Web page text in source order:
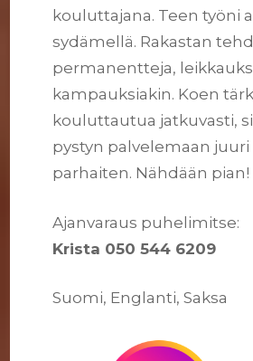
kouluttajana. Teen työni
sydämellä. Rakastan
permanentteja,
kampauksiakin. Koen
kouluttautua jatkuvasti,
pystyn palvelemaan juuri
parhaiten. Nähdään pian!
Ajanvaraus puhelimitse:
Krista 050 544 6209
Suomi, Englanti, Saksa